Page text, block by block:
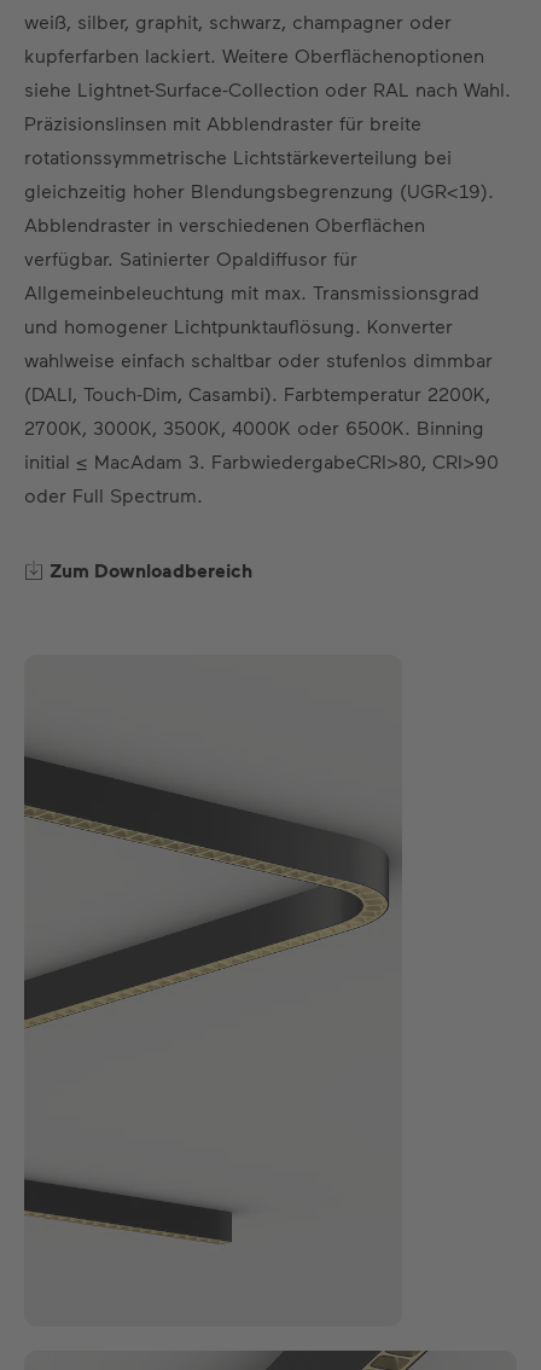
weiß, silber, graphit, schwarz, champagner oder
kupferfarben lackiert. Weitere Oberflächenoptionen
siehe Lightnet-Surface-Collection oder RAL nach Wahl.
Präzisionslinsen mit Abblendraster für breite
rotationssymmetrische Lichtstärkeverteilung bei
gleichzeitig hoher Blendungsbegrenzung (UGR<19).
Abblendraster in verschiedenen Oberflächen
verfügbar. Satinierter Opaldiffusor für
Allgemeinbeleuchtung mit max. Transmissionsgrad
und homogener Lichtpunktauflösung. Konverter
wahlweise einfach schaltbar oder stufenlos dimmbar
(DALI, Touch-Dim, Casambi). Farbtemperatur 2200K,
2700K, 3000K, 3500K, 4000K oder 6500K. Binning
initial ≤ MacAdam 3. FarbwiedergabeCRI>80, CRI>90
oder Full Spectrum.
Zum Downloadbereich